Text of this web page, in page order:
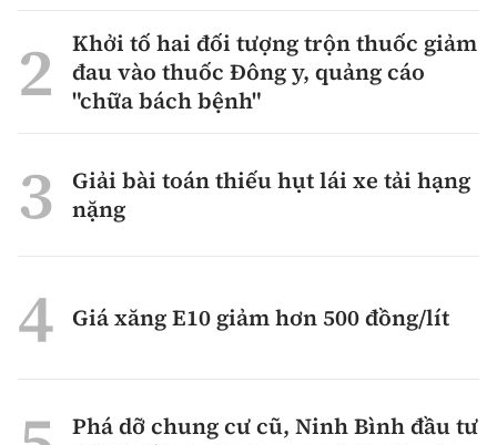
Nhà thầu
Mời thầu - Đấu thầu
Âm nhạc
Hậu trường sao
360 độ thể thao
Sản phẩm mới
Thời sự Quốc tế
Thế giới giao thông
Thế giới xây dựng
Đi ++
Khám phá
Ẩm thực
Thời sự
Camera giao thông
Giải trí - Thể thao
Cơ quan chủ quản: Bộ Xây dựng
Tòa soạn: Số 2 Nguyễn Công Hoan, phường Giảng Võ,
Khởi tố hai đối tượng trộn thuốc giảm
đau vào thuốc Đông y, quảng cáo
"chữa bách bệnh"
Giải bài toán thiếu hụt lái xe tải hạng
nặng
Giá xăng E10 giảm hơn 500 đồng/lít
Phá dỡ chung cư cũ, Ninh Bình đầu tư